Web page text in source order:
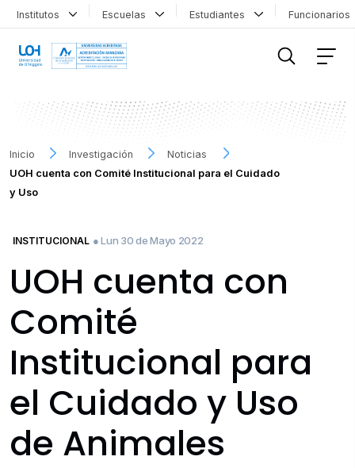
Institutos Escuelas Estudiantes
Inicio Investigación
Noticias
UOH cuenta con Comité Institucional para el Cuidado
y Uso
INSTITUCIONAL ● Lun 30 de Mayo 2022
UOH cuenta con
Comité
Institucional para
el Cuidado y Uso
de Animales